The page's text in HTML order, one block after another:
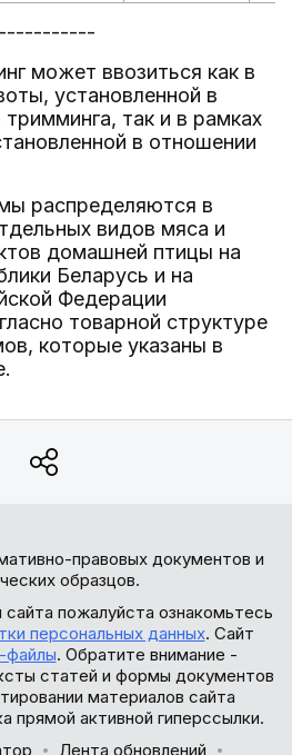
может ввозиться как в
установленной в
так и в рамках
в отношении
распределяются в
видов мяса и
домашней птицы на
Беларусь и на
Федерации
товарной структуре
которые указаны в
правовых документов и
образцов.
пожалуйста ознакомьтесь
персональных данных. Сайт
файлы. Обратите внимание -
статей и формы документов
материалов сайта
прямой активной гиперссылки.
Лента обновлений